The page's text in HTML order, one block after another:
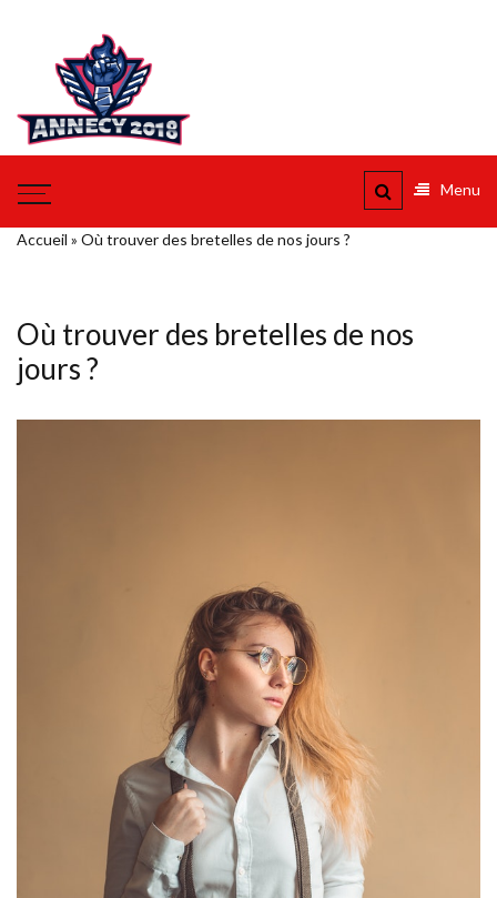
Vers Annecy et l'au dela
Menu
Accueil » Où trouver des bretelles de nos jours ?
Où trouver des bretelles de nos
jours ?